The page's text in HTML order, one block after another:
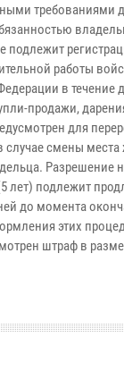
требованиями
подлежит
работы
в течение
продажи,
для
смены места
Разрешение
лет) подлежит
до момента
этих
штраф в